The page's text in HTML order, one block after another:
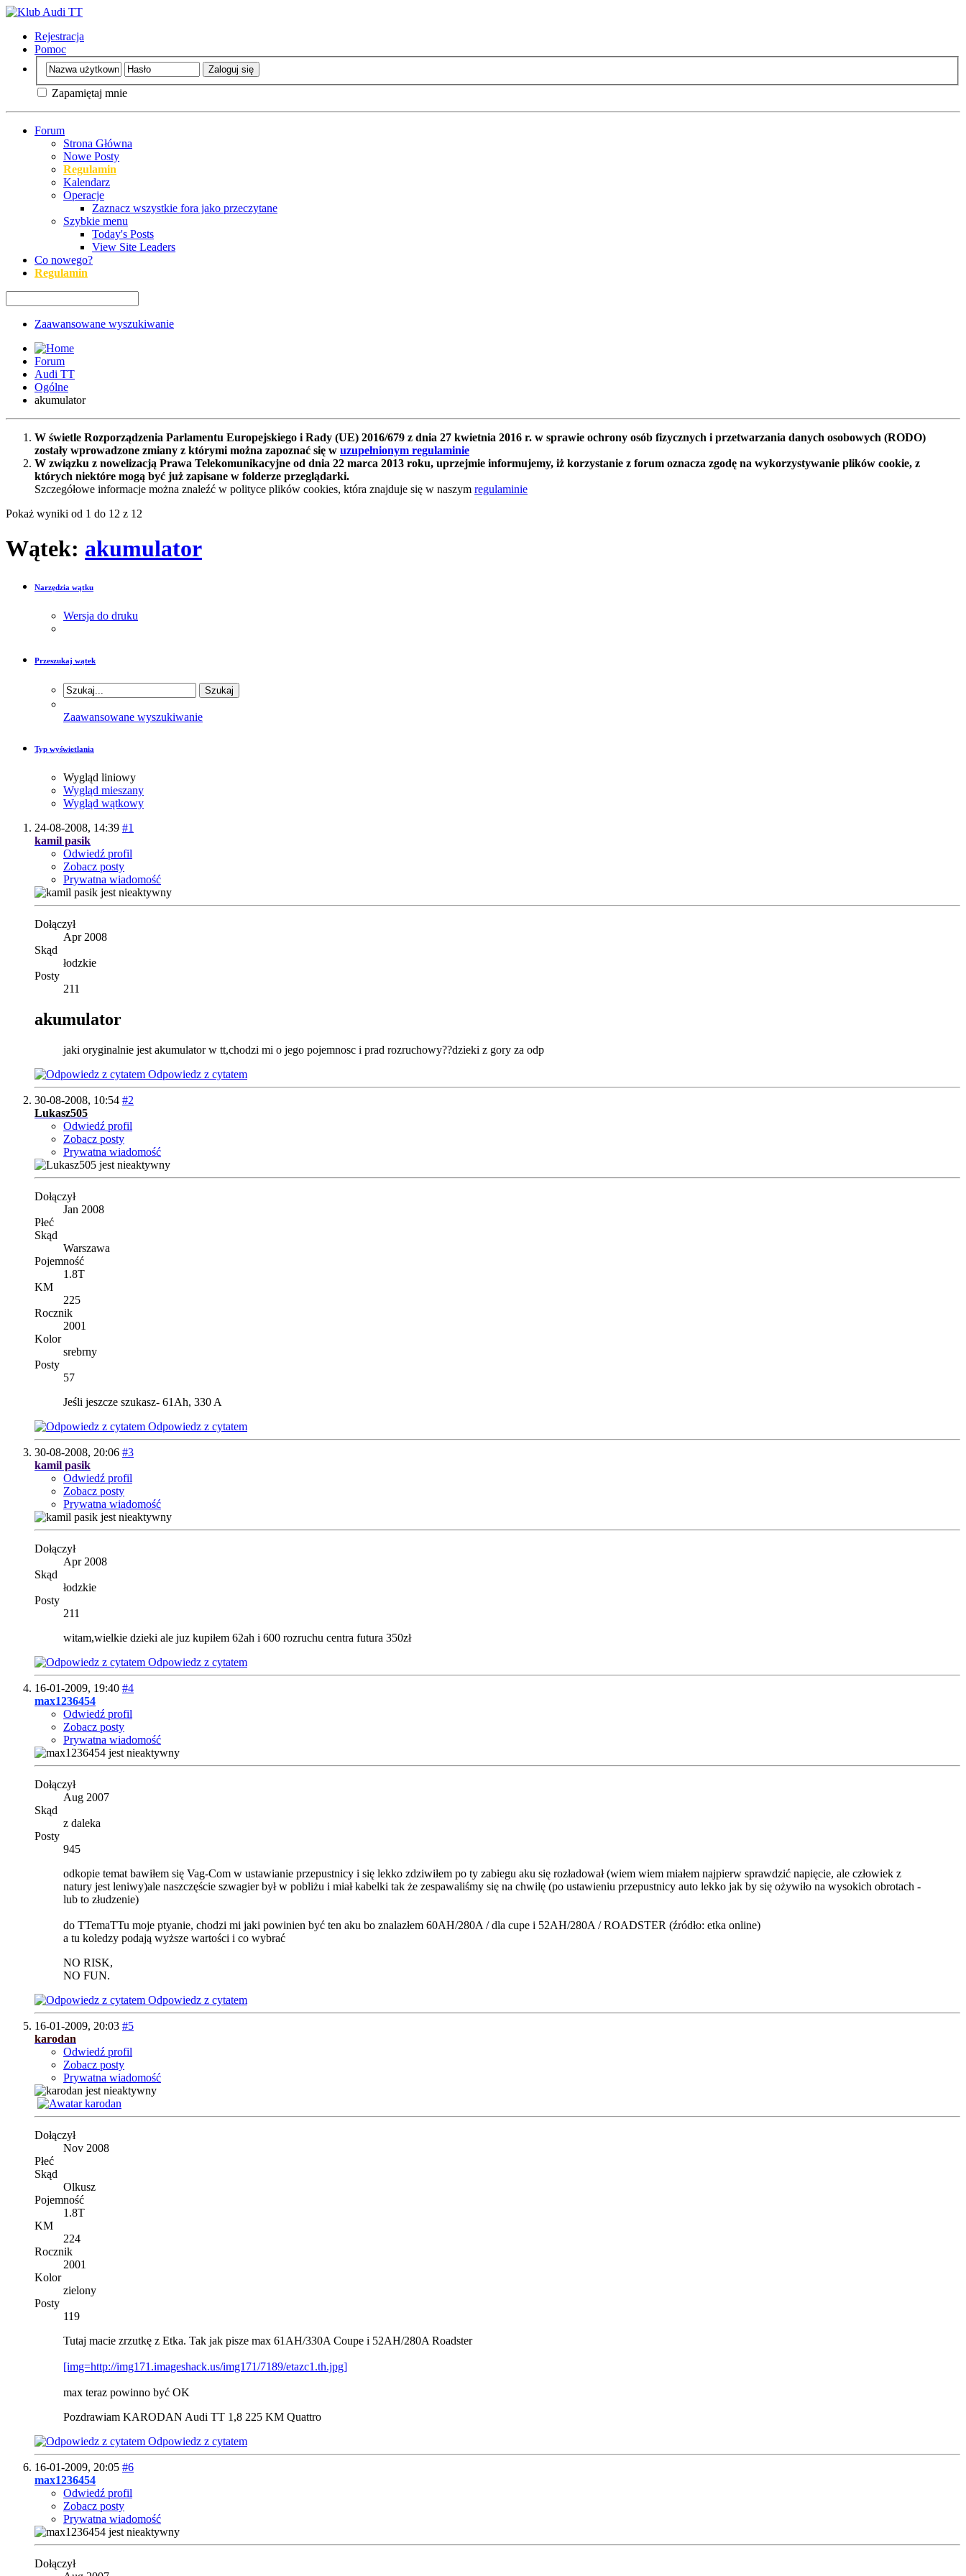
Rejestracja
Pomoc
Zapamiętaj mnie
Forum
Strona Główna
Nowe Posty
Regulamin
Kalendarz
Operacje
Zaznacz wszystkie fora jako przeczytane
Szybkie menu
Today's Posts
View Site Leaders
Co nowego?
Regulamin
Zaawansowane wyszukiwanie
Forum
Audi TT
Ogólne
akumulator
W świetle Rozporządzenia Parlamentu Europejskiego i Rady (UE) 2016/679 z dnia 27 kwietnia 2016 r. w sprawie ochrony osób fizycznych i przetwarzania danych osobowych (RODO)
zostały wprowadzone zmiany z którymi można zapoznać się w uzupełnionym regulaminie
W związku z nowelizacją Prawa Telekomunikacyjne od dnia 22 marca 2013 roku, uprzejmie informujemy, iż korzystanie z forum oznacza zgodę na wykorzystywanie plików cookie, z
których niektóre mogą być już zapisane w folderze przeglądarki.
Szczegółowe informacje można znaleźć w polityce plików cookies, która znajduje się w naszym regulaminie
Pokaż wyniki od 1 do 12 z 12
Wątek: akumulator
Narzędzia wątku
Wersja do druku
Przeszukaj wątek
Zaawansowane wyszukiwanie
Typ wyświetlania
Wygląd liniowy
Wygląd mieszany
Wygląd wątkowy
24-08-2008, 14:39 #1
kamil pasik
Odwiedź profil
Zobacz posty
Prywatna wiadomość
Dołączył
Apr 2008
Skąd
łodzkie
Posty
211
akumulator
jaki oryginalnie jest akumulator w tt,chodzi mi o jego pojemnosc i prad rozruchowy??dzieki z gory za odp
Odpowiedz z cytatem
30-08-2008, 10:54 #2
Lukasz505
Odwiedź profil
Zobacz posty
Prywatna wiadomość
Dołączył
Jan 2008
Płeć
Skąd
Warszawa
Pojemność
1.8T
KM
225
Rocznik
2001
Kolor
srebrny
Posty
57
Jeśli jeszcze szukasz- 61Ah, 330 A
Odpowiedz z cytatem
30-08-2008, 20:06 #3
kamil pasik
Odwiedź profil
Zobacz posty
Prywatna wiadomość
Dołączył
Apr 2008
Skąd
łodzkie
Posty
211
witam,wielkie dzieki ale juz kupiłem 62ah i 600 rozruchu centra futura 350zł
Odpowiedz z cytatem
16-01-2009, 19:40 #4
max1236454
Odwiedź profil
Zobacz posty
Prywatna wiadomość
Dołączył
Aug 2007
Skąd
z daleka
Posty
945
odkopie temat bawiłem się Vag-Com w ustawianie przepustnicy i się lekko zdziwiłem po ty zabiegu aku się rozładował (wiem wiem miałem najpierw sprawdzić napięcie, ale człowiek z
natury jest leniwy)ale naszczęście szwagier był w pobliżu i miał kabelki tak że zespawaliśmy się na chwilę (po ustawieniu przepustnicy auto lekko jak by się ożywiło na wysokich obrotach -
lub to złudzenie)
do TTemaTTu moje ptyanie, chodzi mi jaki powinien być ten aku bo znalazłem 60AH/280A / dla cupe i 52AH/280A / ROADSTER (źródło: etka online)
a tu koledzy podają wyższe wartości i co wybrać
NO RISK,
NO FUN.
Odpowiedz z cytatem
16-01-2009, 20:03 #5
karodan
Odwiedź profil
Zobacz posty
Prywatna wiadomość
Dołączył
Nov 2008
Płeć
Skąd
Olkusz
Pojemność
1.8T
KM
224
Rocznik
2001
Kolor
zielony
Posty
119
Tutaj macie zrzutkę z Etka. Tak jak pisze max 61AH/330A Coupe i 52AH/280A Roadster
[img=http://img171.imageshack.us/img171/7189/etazc1.th.jpg]
max teraz powinno być OK
Pozdrawiam KARODAN Audi TT 1,8 225 KM Quattro
Odpowiedz z cytatem
16-01-2009, 20:05 #6
max1236454
Odwiedź profil
Zobacz posty
Prywatna wiadomość
Dołączył